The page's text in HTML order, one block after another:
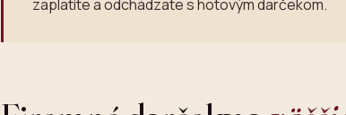
zaplatíte a odchádzate s hotovým darčekom.